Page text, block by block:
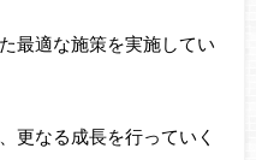
最適な施策を実施してい
更なる成長を行っていく